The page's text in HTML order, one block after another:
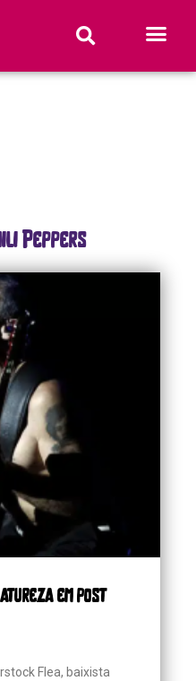
Peppers
em post
Flea, baixista